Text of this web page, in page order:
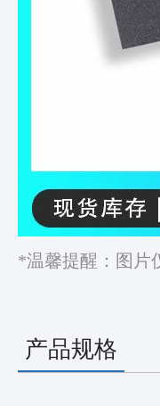
*温馨提醒：图片
产品规格